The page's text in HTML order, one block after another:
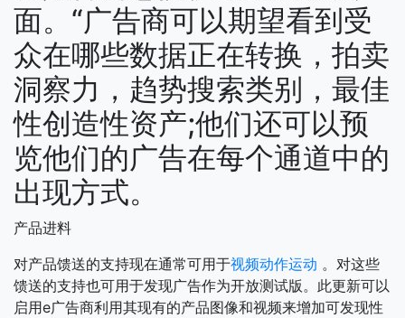
面。“广告商可以期望看到受
众在哪些数据正在转换，拍卖
洞察力，趋势搜索类别，最佳
性创造性资产;他们还可以预
览他们的广告在每个通道中的
出现方式。
产品进料
对产品馈送的支持现在通常可用于视频动作运动 。对这些
馈送的支持也可用于发现广告作为开放测试版。此更新可以
启用e广告商利用其现有的产品图像和视频来增加可发现性